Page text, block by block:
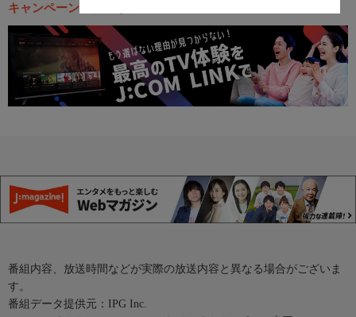
キャンペーン・お得な情報
番組内容、放送時間などが実際の放送内容と異なる場合がございま
す。
番組データ提供元：IPG Inc.